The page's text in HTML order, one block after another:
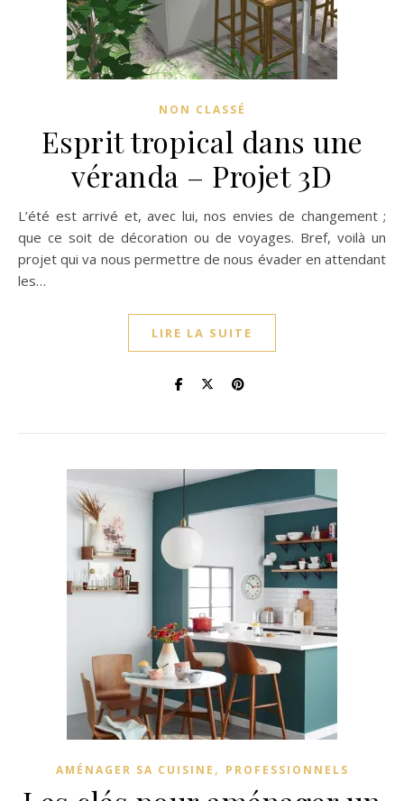
NON CLASSÉ
Esprit tropical dans une
véranda – Projet 3D
L’été est arrivé et, avec lui, nos envies de changement ;
que ce soit de décoration ou de voyages. Bref, voilà un
projet qui va nous permettre de nous évader en attendant
les…
LIRE LA SUITE
AMÉNAGER SA CUISINE , PROFESSIONNELS